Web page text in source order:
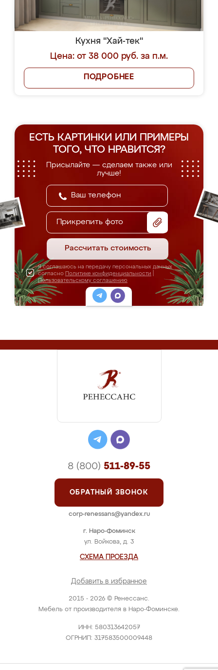
Кухня "Хай-тек"
Цена: от 38 000 руб. за п.м.
ПОДРОБНЕЕ
ЕСТЬ КАРТИНКИ ИЛИ ПРИМЕРЫ
ТОГО, ЧТО НРАВИТСЯ?
Присылайте — сделаем также или
лучше!
Прикрепить фото
Рассчитать стоимость
Я соглашаюсь на передачу персональных данных
согласно Политике конфиденциальности
Пользовательскому соглашению
2015 - 2026 © Ренессанс.
Мебель от производителя в Наро-Фоминске.
ИНН: 580313642057
ОГРНИП: 317583500009448
г. Наро-Фоминск
ул. Войкова, д. 3
СХЕМА ПРОЕЗДА
Добавить в избранное
8 (800) 511-89-55
ОБРАТНЫЙ ЗВОНОК
corp-renessans@yandex.ru